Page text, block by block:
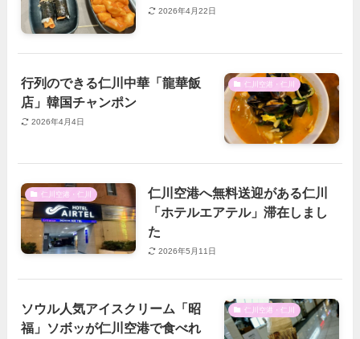
2026年4月22日
仁川空港・仁川
行列のできる仁川中華「龍華飯
店」韓国チャンポン
2026年4月4日
仁川空港・仁川
仁川空港へ無料送迎がある仁川
「ホテルエアテル」滞在しまし
た
2026年5月11日
仁川空港・仁川
ソウル人気アイスクリーム「昭
福」ソボッが仁川空港で食べれ